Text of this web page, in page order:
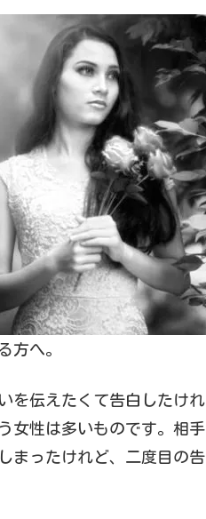
方へ。
を伝えたくて告白したけ
女性は多いものです。相
まったけれど、二度目の